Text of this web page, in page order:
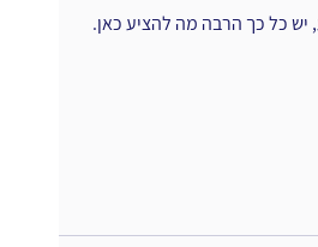
יש כל כך הרבה מה להציע כאן.